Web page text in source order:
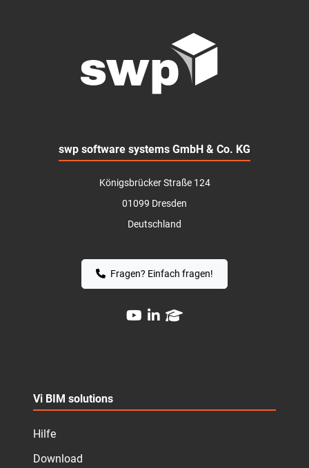
swp software systems GmbH & Co. KG
Königsbrücker Straße 124
01099 Dresden
Deutschland
Fragen? Einfach fragen!
Vi BIM solutions
Hilfe
Download